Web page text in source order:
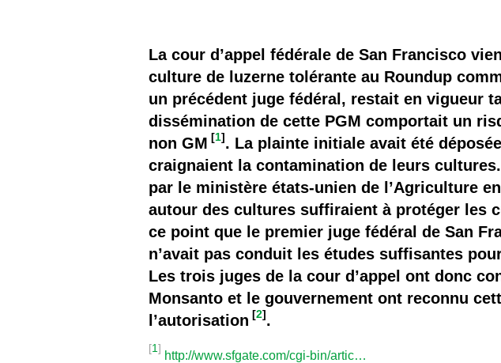
Il y a semence…. et
Quels sont les avantages
La cour d’appel fédérale de San Francisco
culture de luzerne tolérante au Roundup
un précédent juge fédéral, restait en vigueur
dissémination de cette PGM comportait un
non GM [1]. La plainte initiale avait été
craignaient la contamination de leurs
par le ministère états-unien de l’Agriculture
autour des cultures suffiraient à protéger les
ce point que le premier juge fédéral de San
n’avait pas conduit les études suffisantes
Les trois juges de la cour d’appel ont donc
Monsanto et le gouvernement ont reconnu
l’autorisation [2].
[1]
http://www.sfgate.com/cgi-bin/artic…